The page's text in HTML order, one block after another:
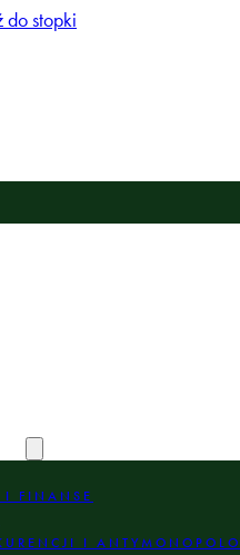
do stopki
I FINANSE
I